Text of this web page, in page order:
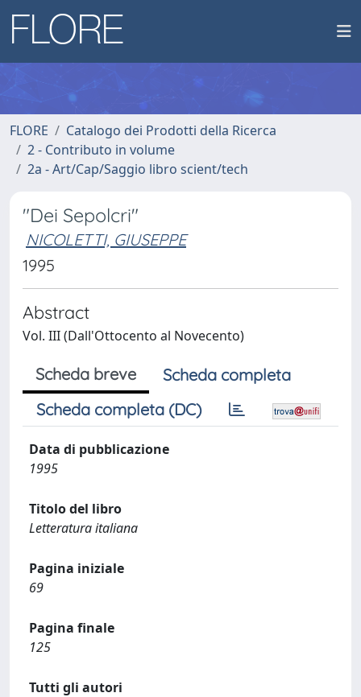
FLORE
Catalogo dei Prodotti della Ricerca
2 - Contributo in volume
2a - Art/Cap/Saggio libro scient/tech
"Dei Sepolcri"
NICOLETTI, GIUSEPPE
1995
Abstract
Vol. III (Dall'Ottocento al Novecento)
Scheda breve
Scheda completa
Scheda completa (DC)
Data di pubblicazione
1995
Titolo del libro
Letteratura italiana
Pagina iniziale
69
Pagina finale
125
Tutti gli autori